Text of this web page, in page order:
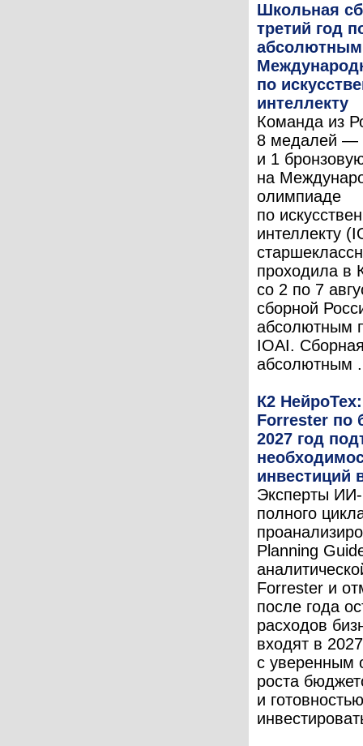
Школьная
третий год
по
интеллекту
Команда из
8 медалей —
и 1
на
олимпиаде
по
интеллекту
проходила в
со 2 по 7
сборной
абсолютным
IOAI.
абсолютным
К2
Forrester по
2027 год
инвестиций
Эксперты ИИ-
полного
Planning
Forrester и
после года
расходов
входят в
с уверенным
роста
и